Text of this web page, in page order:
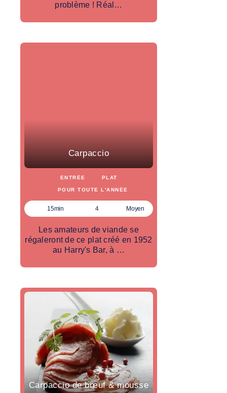
problème ! Réal…
Carpaccio
ENTRÉE PLAT
POUR TOUTE L'ANNÉE
15min 4 Moyen
Les amateurs de viande se
régaleront de ce plat créé en 1952
au Harry's Bar, à …
Carpaccio de bœuf & mousse